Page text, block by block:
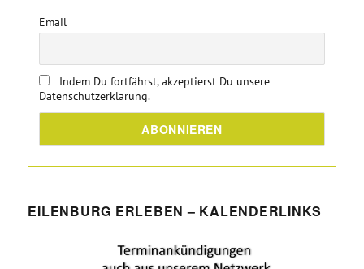
Email
Indem Du fortfährst, akzeptierst Du unsere
Datenschutzerklärung.
EILENBURG ERLEBEN – KALENDERLINKS